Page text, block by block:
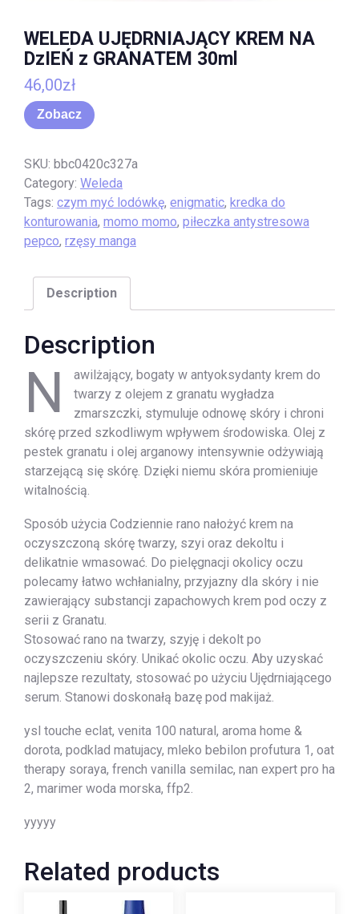
WELEDA UJĘDRNIAJĄCY KREM NA
DzIEŃ z GRANATEM 30ml
46,00zł
Zobacz
SKU: bbc0420c327a
Category: Weleda
Tags: czym myć lodówkę, enigmatic, kredka do
konturowania, momo momo, piłeczka antystresowa
pepco, rzęsy manga
Description
Description
N
awilżający, bogaty w antyoksydanty krem do
twarzy z olejem z granatu wygładza
zmarszczki, stymuluje odnowę skóry i chroni
skórę przed szkodliwym wpływem środowiska. Olej z
pestek granatu i olej arganowy intensywnie odżywiają
starzejącą się skórę. Dzięki niemu skóra promieniuje
witalnością.
Sposób użycia Codziennie rano nałożyć krem na
oczyszczoną skórę twarzy, szyi oraz dekoltu i
delikatnie wmasować. Do pielęgnacji okolicy oczu
polecamy łatwo wchłanialny, przyjazny dla skóry i nie
zawierający substancji zapachowych krem pod oczy z
serii z Granatu.
Stosować rano na twarzy, szyję i dekolt po
oczyszczeniu skóry. Unikać okolic oczu. Aby uzyskać
najlepsze rezultaty, stosować po użyciu Ujędrniającego
serum. Stanowi doskonałą bazę pod makijaż.
ysl touche eclat, venita 100 natural, aroma home &
dorota, podklad matujacy, mleko bebilon profutura 1, oat
therapy soraya, french vanilla semilac, nan expert pro ha
2, marimer woda morska, ffp2.
yyyyy
Related products